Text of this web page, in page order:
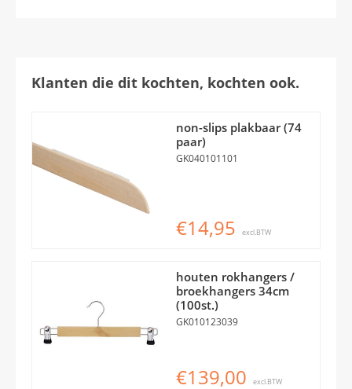
Klanten die dit kochten, kochten ook.
non-slips plakbaar (74
paar)
GK040101101
€14,95 excl.BTW
houten rokhangers /
broekhangers 34cm
(100st.)
GK010123039
€139,00 excl.BTW